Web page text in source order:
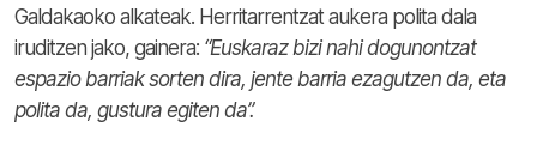
Galdakaoko alkateak. Herritarrentzat aukera polita dala
iruditzen jako, gainera: “Euskaraz bizi nahi dogunontzat
espazio barriak sorten dira, jente barria ezagutzen da, eta
polita da, gustura egiten da”.